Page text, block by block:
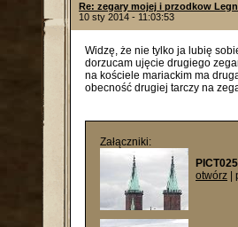
Re: zegary mojej i przodkow
10 sty 2014 - 11:03:53
Widzę, że nie tylko ja lubię
dorzucam ujęcie drugiego
na kościele mariackim ma
obecność drugiej tarczy na
Załączniki:
otwórz